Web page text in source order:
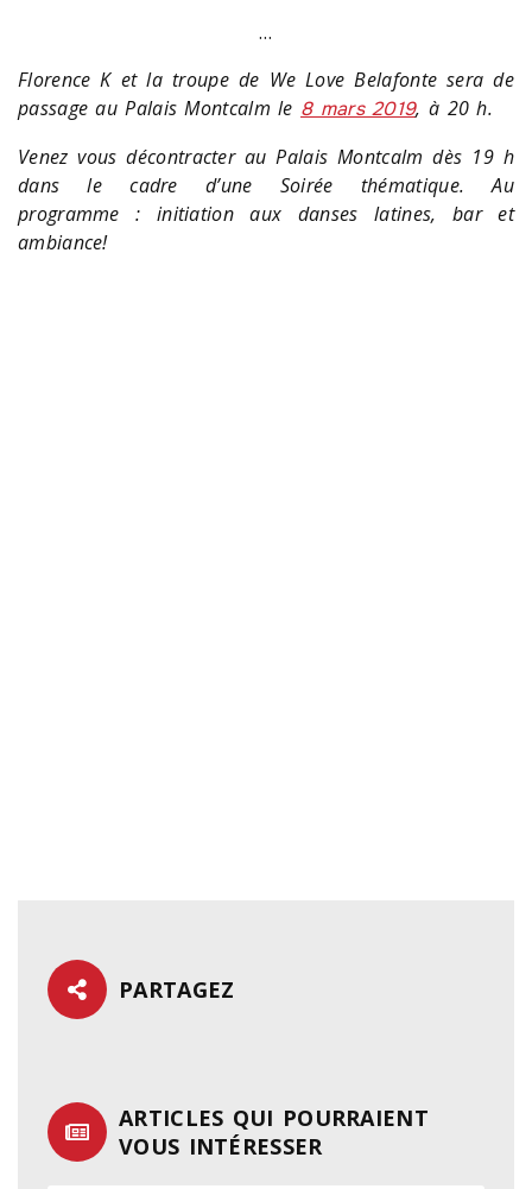
…
Florence K et la troupe de We Love Belafonte sera de
passage au Palais Montcalm le 8 mars 2019, à 20 h.
Venez vous décontracter au Palais Montcalm dès 19 h
dans le cadre d’une Soirée thématique. Au
programme : initiation aux danses latines, bar et
ambiance!
PARTAGEZ
ARTICLES QUI POURRAIENT
VOUS INTÉRESSER